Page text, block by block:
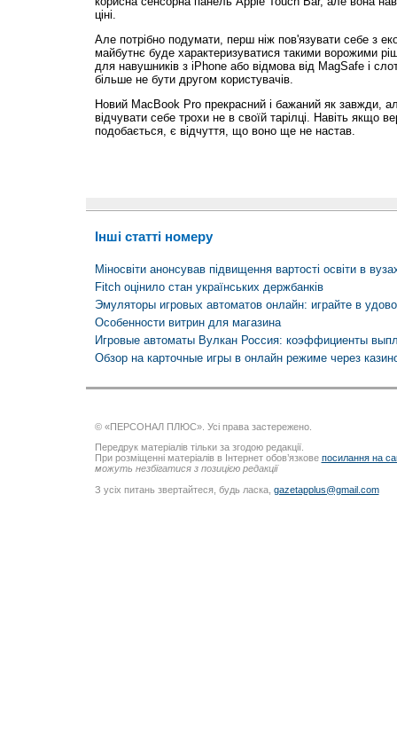
ціні.
Але потрібно подумати, перш ніж пов'язувати себе з
майбутнє буде характеризуватися такими ворожими
для навушників з iPhone або відмова від MagSafe і
більше не бути другом користувачів.
Новий MacBook Pro прекрасний і бажаний як завжди,
відчувати себе трохи не в своїй тарілці. Навіть якщо
подобається, є відчуття, що воно ще не настав.
Інші статті номеру
Міносвіти анонсував підвищення вартості освіти в
Fitch оцінило стан українських держбанків
Эмуляторы игровых автоматов онлайн: играйте в
Особенности витрин для магазина
Игровые автоматы Вулкан Россия: коэффициенты
Обзор на карточные игры в онлайн режиме через
© «ПЕРСОНАЛ ПЛЮС». Усі права застережено.
Передрук матеріалів тільки за згодою редакції.
При розміщенні матеріалів в Інтернет обов’язкове посилання на
можуть незбігатися з позицією редакції
З усіх питань звертайтеся, будь ласка, gazetapplus@gmail.com